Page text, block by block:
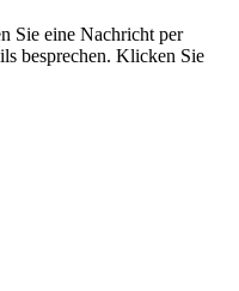
Sie eine Nachricht per
besprechen. Klicken Sie